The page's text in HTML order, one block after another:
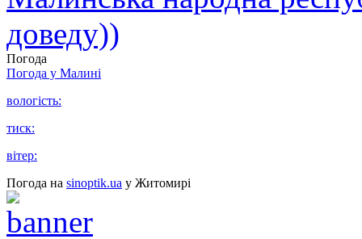
доведу))
Погода
Погода у Малині
вологість:
тиск:
вітер:
Погода на sinoptik.ua у Житомирі